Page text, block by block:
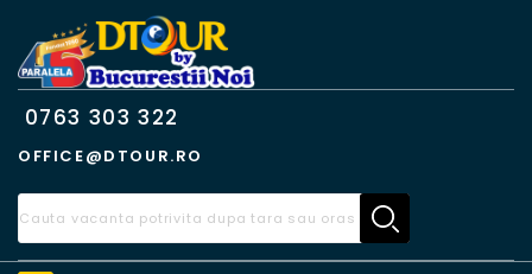
0763 303 322
OFFICE@DTOUR.RO